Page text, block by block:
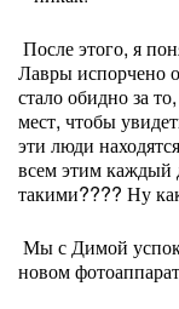
После этого, я
Лавры испорчено
стало обидно за
мест, чтобы
эти люди
всем этим каждый
такими???? Ну
Мы с Димой
новом